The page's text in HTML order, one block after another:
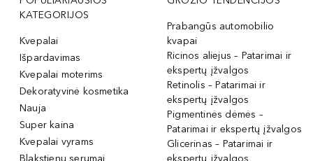
KATEGORIJOS
Kvepalai
Išpardavimas
Kvepalai moterims
Dekoratyvinė kosmetika
Nauja
Super kaina
Kvepalai vyrams
Blakstienų serumai
Prabangūs automobilio
kvapai
Ricinos aliejus – Patarimai ir
ekspertų įžvalgos
Retinolis – Patarimai ir
ekspertų įžvalgos
Pigmentinės dėmės –
Patarimai ir ekspertų įžvalgos
Glicerinas – Patarimai ir
ekspertų įžvalgos